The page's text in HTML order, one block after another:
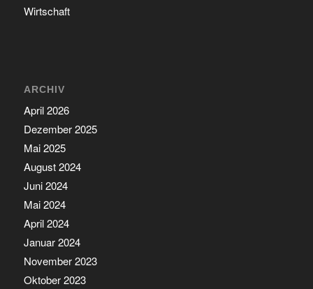
Wirtschaft
ARCHIV
April 2026
Dezember 2025
Mai 2025
August 2024
Juni 2024
Mai 2024
April 2024
Januar 2024
November 2023
Oktober 2023